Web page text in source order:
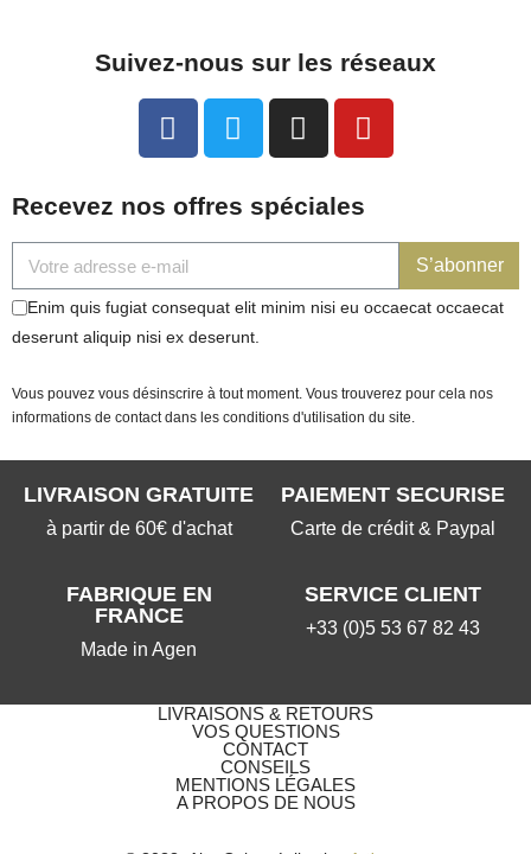
Suivez-nous sur les réseaux
Recevez nos offres spéciales
S’abonner
Enim quis fugiat consequat elit minim nisi eu occaecat occaecat
deserunt aliquip nisi ex deserunt.
Vous pouvez vous désinscrire à tout moment. Vous trouverez pour cela nos
informations de contact dans les conditions d'utilisation du site.
LIVRAISON GRATUITE
à partir de 60€ d'achat
PAIEMENT SECURISE
Carte de crédit & Paypal
FABRIQUE EN
FRANCE
Made in Agen
SERVICE CLIENT
+33 (0)5 53 67 82 43
LIVRAISONS & RETOURS
VOS QUESTIONS​
CONTACT
CONSEILS
MENTIONS LÉGALES
A PROPOS DE NOUS